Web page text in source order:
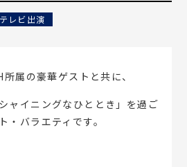
テレビ出演
属の豪華ゲストと共に、
ャイニングなひととき」を過ご
・バラエティです。